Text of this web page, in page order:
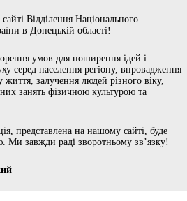
Відділення Національного
в Донецькій області!
умов для поширення ідей і
серед населення регіону, впровадження
життя, залучення людей різного віку,
занять фізичною культурою та
представлена на нашому сайті, буде
Ми завжди раді зворотньому зв’язку!